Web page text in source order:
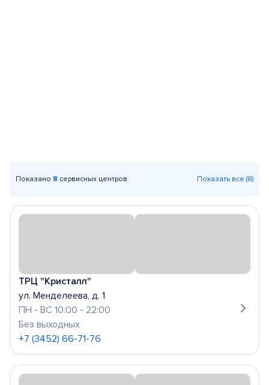
Показано 8 сервисных центров Показать все (8)
ТРЦ "Кристалл"
ул. Менделеева, д. 1
ПН - ВС 10:00 - 22:00
Без выходных
+7 (3452) 66-71-76